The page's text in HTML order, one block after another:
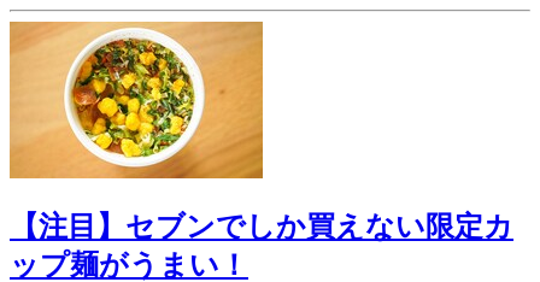
【注目】セブンでしか買えない限定カ
ップ麺がうまい！